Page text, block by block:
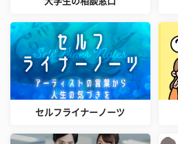
セルフライナーノーツ